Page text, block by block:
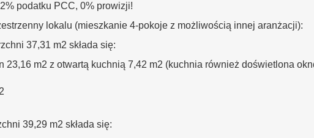
podatku PCC, 0% prowizji!
lokalu (mieszkanie 4-pokoje z możliwością innej aranżacji):
37,31 m2 składa się:
23,16 m2 z otwartą kuchnią 7,42 m2 (kuchnia również doświetlona
39,29 m2 składa się: